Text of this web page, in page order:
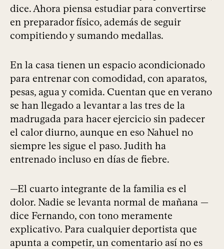
dice. Ahora piensa estudiar para convertirse
en preparador físico, además de seguir
compitiendo y sumando medallas.
En la casa tienen un espacio acondicionado
para entrenar con comodidad, con aparatos,
pesas, agua y comida. Cuentan que en verano
se han llegado a levantar a las tres de la
madrugada para hacer ejercicio sin padecer
el calor diurno, aunque en eso Nahuel no
siempre les sigue el paso. Judith ha
entrenado incluso en días de fiebre.
—El cuarto integrante de la familia es el
dolor. Nadie se levanta normal de mañana —
dice Fernando, con tono meramente
explicativo. Para cualquier deportista que
apunta a competir, un comentario así no es